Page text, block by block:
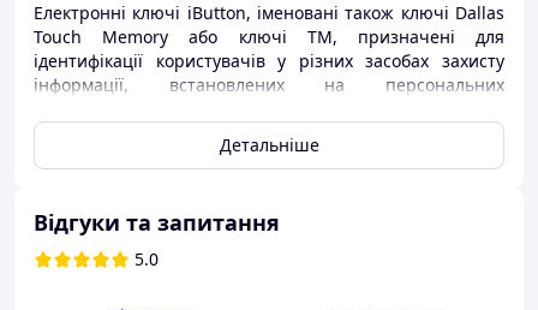
Електронні ключі iButton, іменовані також ключі Dallas
Touch Memory або ключі ТМ, призначені для
ідентифікації користувачів у різних засобах захисту
інформації, встановлених на персональних
керування доступом у приміщення, для ідентифікації
водіїв автотранспортних засобів, для цілей контролю
Ключі TM виготовлені в циліндричному корпусі, що
схожий на "таблетку", за що й отримали свою народну
Детальніше
Відгуки та запитання
5.0